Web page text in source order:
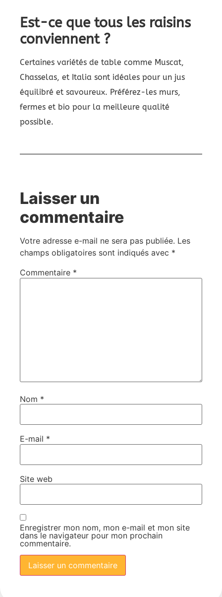
Est-ce que tous les raisins
conviennent ?
Certaines variétés de table comme Muscat,
Chasselas, et Italia sont idéales pour un jus
équilibré et savoureux. Préférez-les murs,
fermes et bio pour la meilleure qualité
possible.
Laisser un
commentaire
Votre adresse e-mail ne sera pas publiée. Les
champs obligatoires sont indiqués avec *
Commentaire *
Nom *
E-mail *
Site web
Enregistrer mon nom, mon e-mail et mon site
dans le navigateur pour mon prochain
commentaire.